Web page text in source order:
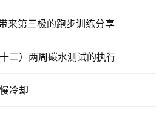
来第三极的跑步训练分享
二）两周碳水测试的执行
冷却